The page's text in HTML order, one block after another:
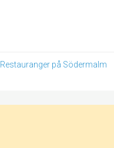
Restauranger på Södermalm